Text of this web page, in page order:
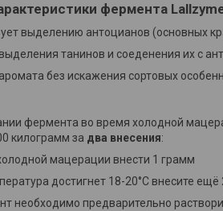
фермента
выделению антоцианов (основных
танинов и соеденения их с
без искажения сортовых
фермента во время холодной
килограмм за два внесения:
мацерации внести 1 грамм
достигнет 18-20°C внесите
необходимо предварительно